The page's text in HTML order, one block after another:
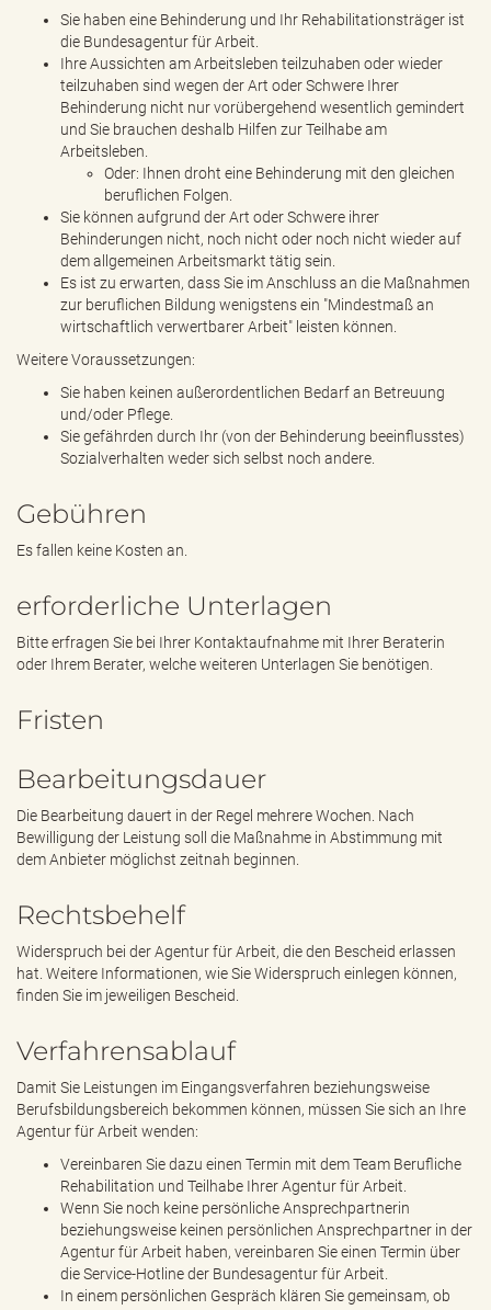
Sie haben eine Behinderung und Ihr Rehabilitationsträger ist
die Bundesagentur für Arbeit.
Ihre Aussichten am Arbeitsleben teilzuhaben oder wieder
teilzuhaben sind wegen der Art oder Schwere Ihrer
Behinderung nicht nur vorübergehend wesentlich gemindert
und Sie brauchen deshalb Hilfen zur Teilhabe am
Arbeitsleben.
Oder: Ihnen droht eine Behinderung mit den gleichen
beruflichen Folgen.
Sie können aufgrund der Art oder Schwere ihrer
Behinderungen nicht, noch nicht oder noch nicht wieder auf
dem allgemeinen Arbeitsmarkt tätig sein.
Es ist zu erwarten, dass Sie im Anschluss an die Maßnahmen
zur beruflichen Bildung wenigstens ein "Mindestmaß an
wirtschaftlich verwertbarer Arbeit" leisten können.
Weitere Voraussetzungen:
Sie haben keinen außerordentlichen Bedarf an Betreuung
und/oder Pflege.
Sie gefährden durch Ihr (von der Behinderung beeinflusstes)
Sozialverhalten weder sich selbst noch andere.
Gebühren
Es fallen keine Kosten an.
erforderliche Unterlagen
Bitte erfragen Sie bei Ihrer Kontaktaufnahme mit Ihrer Beraterin
oder Ihrem Berater, welche weiteren Unterlagen Sie benötigen.
Fristen
Bearbeitungsdauer
Die Bearbeitung dauert in der Regel mehrere Wochen. Nach
Bewilligung der Leistung soll die Maßnahme in Abstimmung mit
dem Anbieter möglichst zeitnah beginnen.
Rechtsbehelf
Widerspruch bei der Agentur für Arbeit, die den Bescheid erlassen
hat. Weitere Informationen, wie Sie Widerspruch einlegen können,
finden Sie im jeweiligen Bescheid.
Verfahrensablauf
Damit Sie Leistungen im Eingangsverfahren beziehungsweise
Berufsbildungsbereich bekommen können, müssen Sie sich an Ihre
Agentur für Arbeit wenden:
Vereinbaren Sie dazu einen Termin mit dem Team Berufliche
Rehabilitation und Teilhabe Ihrer Agentur für Arbeit.
Wenn Sie noch keine persönliche Ansprechpartnerin
beziehungsweise keinen persönlichen Ansprechpartner in der
Agentur für Arbeit haben, vereinbaren Sie einen Termin über
die Service-Hotline der Bundesagentur für Arbeit.
In einem persönlichen Gespräch klären Sie gemeinsam, ob